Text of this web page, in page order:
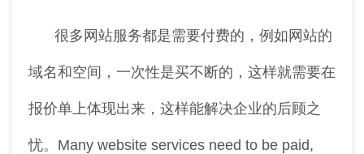
很多网站服务都是需要付费的，例如网站的
域名和空间，一次性是买不断的，这样就需要在
报价单上体现出来，这样能解决企业的后顾之
忧。Many website services need to be paid,